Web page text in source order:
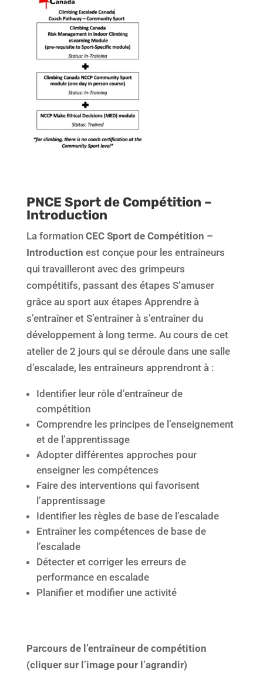
PNCE Sport de Compétition –
Introduction
La formation CEC Sport de Compétition –
Introduction est conçue pour les entraîneurs
qui travailleront avec des grimpeurs
compétitifs, passant des étapes S’amuser
grâce au sport aux étapes Apprendre à
s’entraîner et S’entraîner à s’entraîner du
développement à long terme. Au cours de cet
atelier de 2 jours qui se déroule dans une salle
d’escalade, les entraîneurs apprendront à :
Identifier leur rôle d’entraîneur de
compétition
Comprendre les principes de l’enseignement
et de l’apprentissage
Adopter différentes approches pour
enseigner les compétences
Faire des interventions qui favorisent
l’apprentissage
Identifier les règles de base de l’escalade
Entraîner les compétences de base de
l’escalade
Détecter et corriger les erreurs de
performance en escalade
Planifier et modifier une activité
Parcours de l’entraîneur de compétition
(cliquer sur l’image pour l’agrandir)